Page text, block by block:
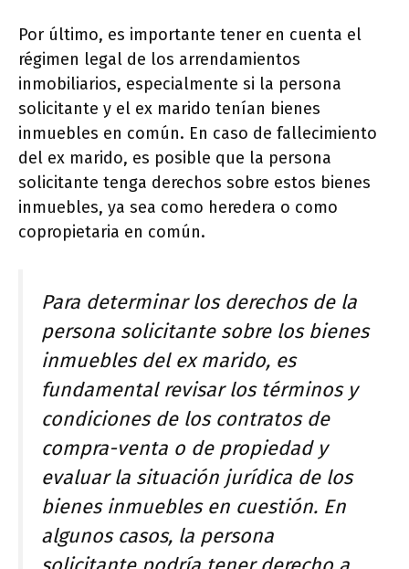
Por último, es importante tener en cuenta el
régimen legal de los arrendamientos
inmobiliarios, especialmente si la persona
solicitante y el ex marido tenían bienes
inmuebles en común. En caso de fallecimiento
del ex marido, es posible que la persona
solicitante tenga derechos sobre estos bienes
inmuebles, ya sea como heredera o como
copropietaria en común.
Para determinar los derechos de la
persona solicitante sobre los bienes
inmuebles del ex marido, es
fundamental revisar los términos y
condiciones de los contratos de
compra-venta o de propiedad y
evaluar la situación jurídica de los
bienes inmuebles en cuestión. En
algunos casos, la persona